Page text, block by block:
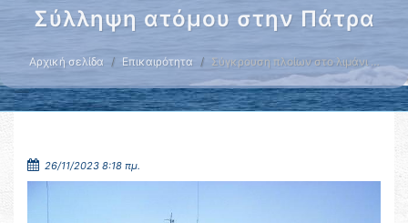
Σύλληψη ατόμου στην Πάτρα
Αρχική σελίδα Επικαιρότητα Σύγκρουση πλοίων στο λιμάνι …
26/11/2023 8:18 πμ.